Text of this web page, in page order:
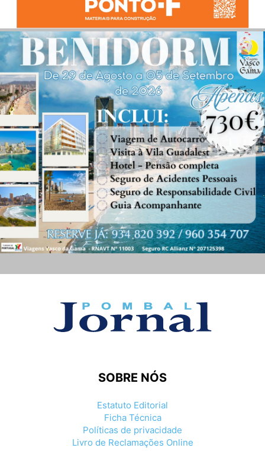
SOBRE NÓS
Estatuto Editorial
Ficha Técnica
Políticas de privacidade
Livro de Reclamações Online